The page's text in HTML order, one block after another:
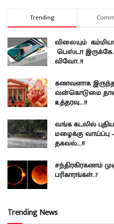
Trending
விலையும்
பெஸ்டா
விவோ..!!
கணவனாக
வன்கொடுமை தான்
உத்தரவு….!!
வங்க கடலில்
மழைக்கு
தகவல்….!!
சந்திரகிரகணம்
பரிகாரங்கள்..?
Trending News